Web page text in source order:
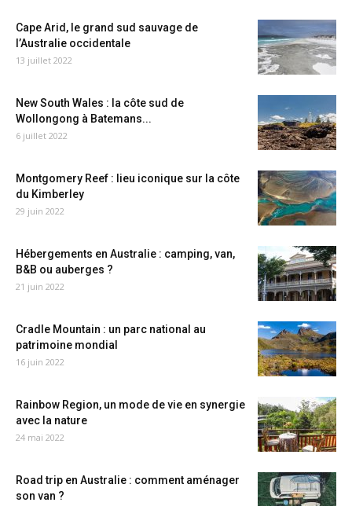
Cape Arid, le grand sud sauvage de
l’Australie occidentale
13 juillet 2022
New South Wales : la côte sud de
Wollongong à Batemans...
6 juillet 2022
Montgomery Reef : lieu iconique sur la côte
du Kimberley
29 juin 2022
Hébergements en Australie : camping, van,
B&B ou auberges ?
21 juin 2022
Cradle Mountain : un parc national au
patrimoine mondial
16 juin 2022
Rainbow Region, un mode de vie en synergie
avec la nature
24 mai 2022
Road trip en Australie : comment aménager
son van ?